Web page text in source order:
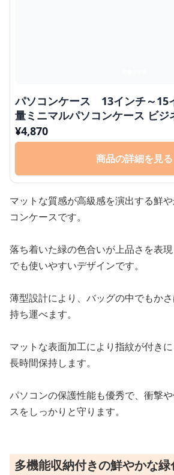
パソコンケース 13インチ～15
量ミニマルパソコンケース ビジ
アル
¥4,870
商品の詳細を見る
マットな質感が高級感を演出する鮮
コンケースです。
落ち着いた緑の色合いが上品さを表
でも使いやすいデザインです。
薄型設計により、バッグの中でもか
持ち運べます。
マットな表面加工により指紋が付き
長時間保持します。
パソコンの保護性能も優秀で、衝撃
スをしっかりと守ります。
多機能収納付きの鮮やかな